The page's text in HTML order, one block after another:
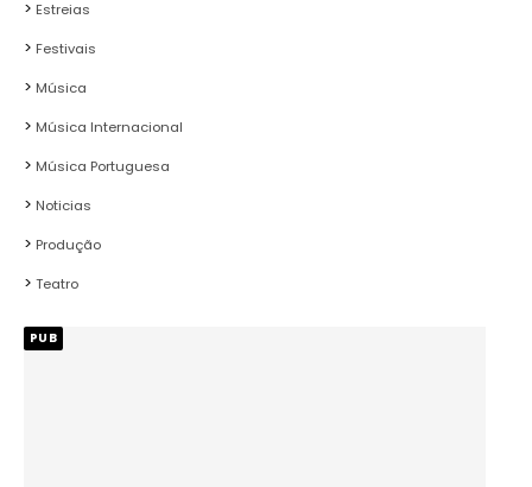
Estreias
Festivais
Música
Música Internacional
Música Portuguesa
Noticias
Produção
Teatro
PUB